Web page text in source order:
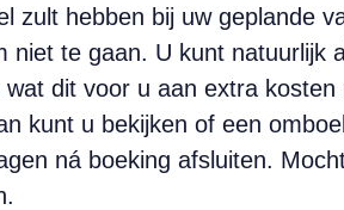
zult hebben bij uw geplande
te gaan. U kunt natuurlijk
dit voor u aan extra
kunt u bekijken of een
ná boeking afsluiten.